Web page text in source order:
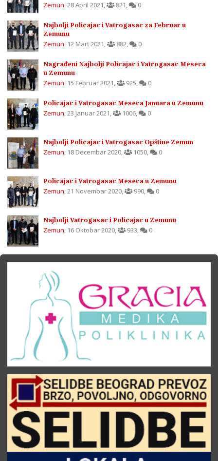
Zemun,28 April 2021, 821, 0
Najbolji Policajac i Vatrogasac za Februar u
Zemunu
Zemun, 12 Mart 2021, 882, 0
Nagrađeni Najbolji Policajac i Vatrogasac Meseca
u Zemunu
Zemun, 15 Februar 2021, 925, 0
Policajac i Vatrogasac Meseca Januara u Zemunu
Zemun,23 Januar 2021, 1006, 0
Najbolji Policajac i Vatrogasac Opštine Zemun
Zemun, 18 Decembar 2020, 1050, 0
Policajac i Vatrogasac Meseca u Zemunu
Zemun,21 Novembar 2020, 990, 0
Najbolji Vatrogasac i Policajac u Zemunu
Zemun, 16 Oktobar 2020, 933, 0